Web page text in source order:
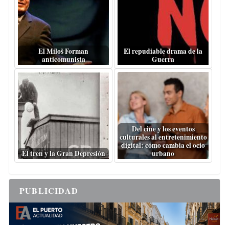
El Miloš Forman
anticomunista
El repudiable drama de la
Guerra
El tren y la Gran Depresión
Del cine y los eventos
culturales al entretenimiento
digital: cómo cambia el ocio
urbano
PUBLICIDAD